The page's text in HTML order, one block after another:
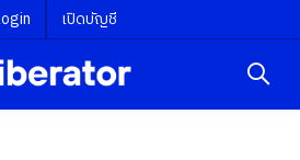
เปิดบัญชี